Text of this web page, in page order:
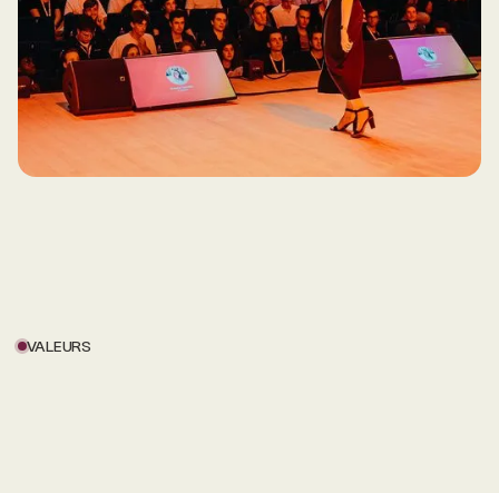
VALEURS